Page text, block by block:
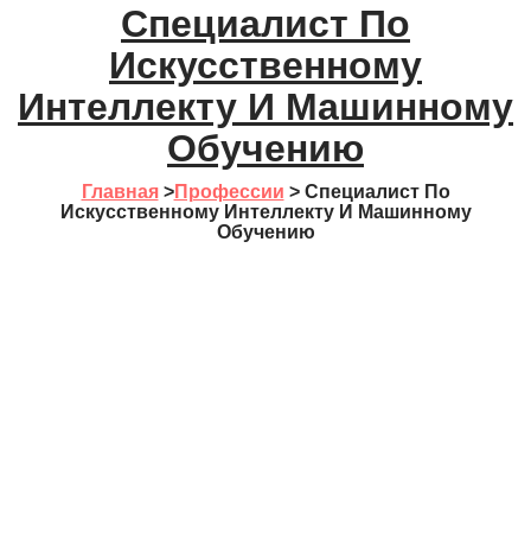
Специалист По
Искусственному
Интеллекту И Машинному
Обучению
Главная>Профессии > Специалист По
Искусственному Интеллекту И Машинному
Обучению